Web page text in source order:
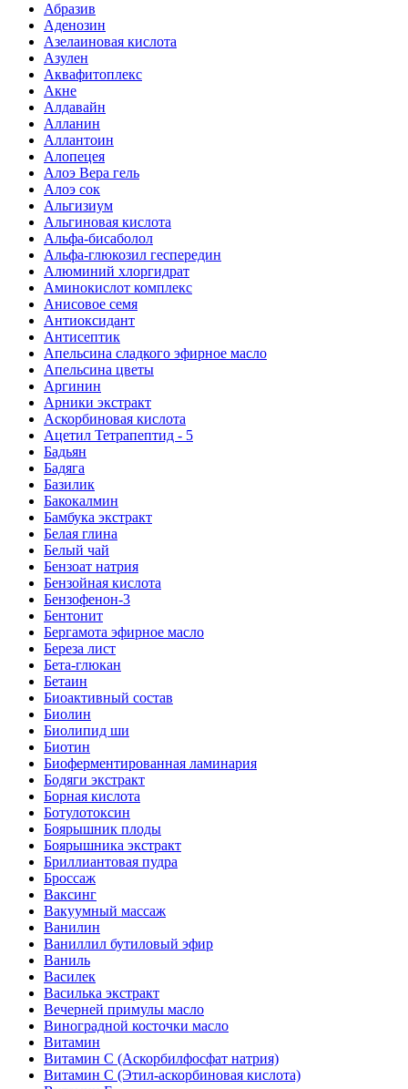
Абразив
Аденозин
Азелаиновая кислота
Азулен
Аквафитоплекс
Акне
Алдавайн
Алланин
Аллантоин
Алопецея
Алоэ Вера гель
Алоэ сок
Альгизиум
Альгиновая кислота
Альфа-бисаболол
Альфа-глюкозил геспередин
Алюминий хлоргидрат
Аминокислот комплекс
Анисовое семя
Антиоксидант
Антисептик
Апельсина сладкого эфирное масло
Апельсина цветы
Аргинин
Арники экстракт
Аскорбиновая кислота
Ацетил Тетрапептид - 5
Бадьян
Бадяга
Базилик
Бакокалмин
Бамбука экстракт
Белая глина
Белый чай
Бензоат натрия
Бензойная кислота
Бензофенон-3
Бентонит
Бергамота эфирное масло
Береза лист
Бета-глюкан
Бетаин
Биоактивный состав
Биолин
Биолипид ши
Биотин
Биоферментированная ламинария
Бодяги экстракт
Борная кислота
Ботулотоксин
Боярышник плоды
Боярышника экстракт
Бриллиантовая пудра
Броссаж
Ваксинг
Вакуумный массаж
Ванилин
Ваниллил бутиловый эфир
Ваниль
Василек
Василька экстракт
Вечерней примулы масло
Виноградной косточки масло
Витамин
Витамин C (Аскорбилфосфат натрия)
Витамин C (Этил-аскорбиновая кислота)